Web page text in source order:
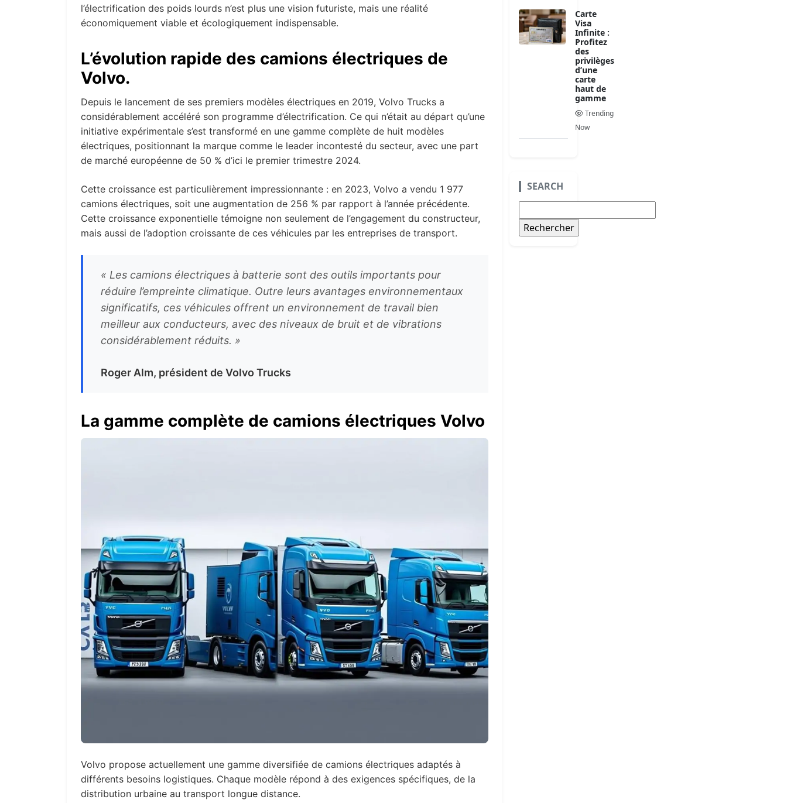
l’électrification des poids lourds n’est plus une vision futuriste, mais une réalité
économiquement viable et écologiquement indispensable.
L’évolution rapide des camions électriques de
Volvo.
Depuis le lancement de ses premiers modèles électriques en 2019, Volvo Trucks a
considérablement accéléré son programme d’électrification. Ce qui n’était au départ qu’une
initiative expérimentale s’est transformé en une gamme complète de huit modèles
électriques, positionnant la marque comme le leader incontesté du secteur, avec une part
de marché européenne de 50 % d’ici le premier trimestre 2024.
Cette croissance est particulièrement impressionnante : en 2023, Volvo a vendu 1 977
camions électriques, soit une augmentation de 256 % par rapport à l’année précédente.
Cette croissance exponentielle témoigne non seulement de l’engagement du constructeur,
mais aussi de l’adoption croissante de ces véhicules par les entreprises de transport.
« Les camions électriques à batterie sont des outils importants pour
réduire l’empreinte climatique. Outre leurs avantages environnementaux
significatifs, ces véhicules offrent un environnement de travail bien
meilleur aux conducteurs, avec des niveaux de bruit et de vibrations
considérablement réduits. »
Roger Alm, président de Volvo Trucks
La gamme complète de camions électriques Volvo
Volvo propose actuellement une gamme diversifiée de camions électriques adaptés à
différents besoins logistiques. Chaque modèle répond à des exigences spécifiques, de la
distribution urbaine au transport longue distance.
Carte
Visa
Infinite :
Profitez
des
privilèges
d’une
carte
haut de
gamme
Trending
Now
SEARCH